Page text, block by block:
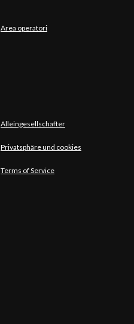
Area operatori
Alleingesellschafter
Privatsphäre und cookies
Terms of Service